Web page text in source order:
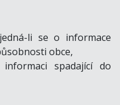
li se o informace
obce,
spadající do